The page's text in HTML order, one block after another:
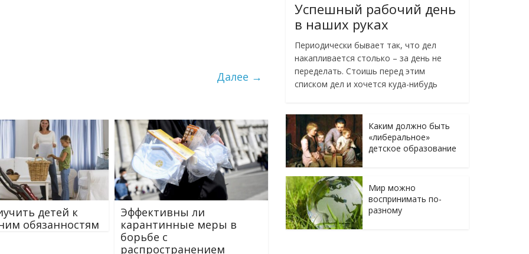
Далее →
детей к
обязанностям
Эффективны ли
карантинные меры в
борьбе с
распространением
Успешный рабочий день
в наших руках
Периодически бывает так, что дел
накапливается столько – за день не
переделать. Стоишь перед этим
списком дел и хочется куда-нибудь
Каким должно быть
«либеральное»
детское образование
Мир можно
воспринимать по-
разному